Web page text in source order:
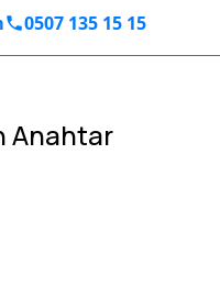
0507 135 15 15
Anahtar